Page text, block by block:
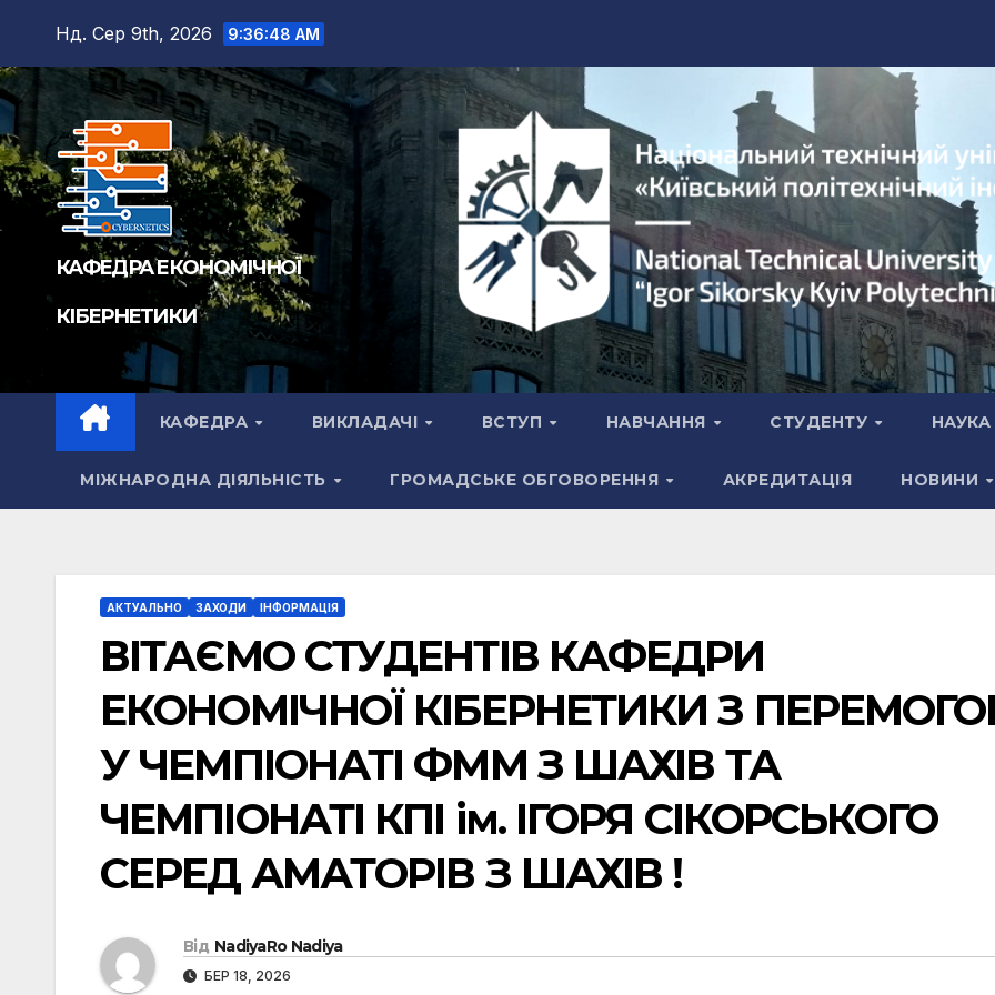
вмісту
Нд. Сер 9th, 2026 9:36:50 AM
КАФЕДРА ЕКОНОМІЧНОЇ
КІБЕРНЕТИКИ
КАФЕДРА ВИКЛАДАЧІ ВСТУП НАВЧАННЯ СТУДЕНТУ НАУКА
МІЖНАРОДНА ДІЯЛЬНІСТЬ ГРОМАДСЬКЕ ОБГОВОРЕННЯ АКРЕДИТАЦІЯ НОВИНИ
АКТУАЛЬНО ЗАХОДИ ІНФОРМАЦІЯ
ВІТАЄМО СТУДЕНТІВ КАФЕДРИ
ЕКОНОМІЧНОЇ КІБЕРНЕТИКИ З
У ЧЕМПІОНАТІ ФММ З ШАХІВ ТА
ЧЕМПІОНАТІ КПІ ім. ІГОРЯ СІКОРСЬКОГО
СЕРЕД АМАТОРІВ З ШАХІВ !
Від NadiyaRo Nadiya
БЕР 18, 2026